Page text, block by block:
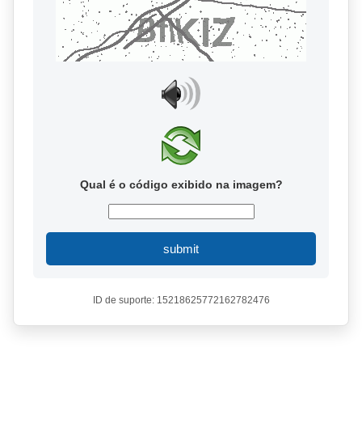
Qual é o código exibido na imagem?
submit
ID de suporte: 15218625772162782476